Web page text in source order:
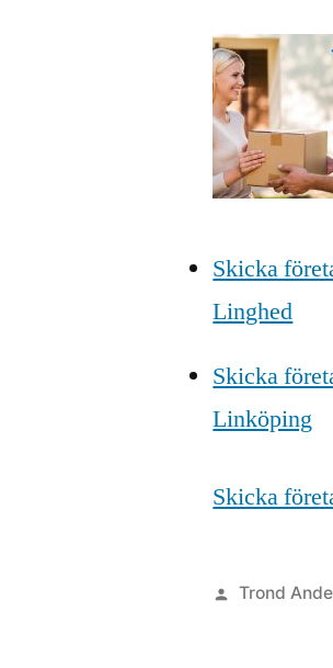
Skicka
Linghed
Skicka
Linköping
Skicka
Posted
Trond